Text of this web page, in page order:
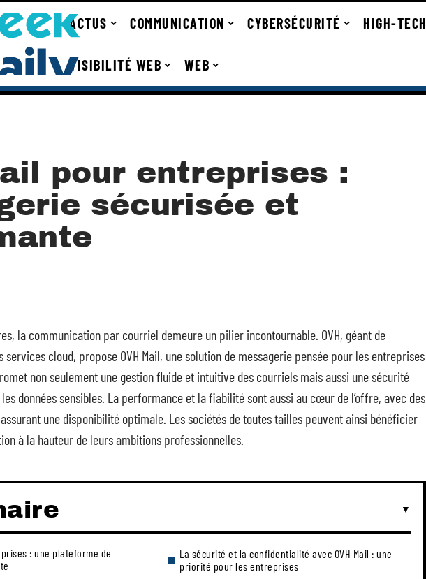
ACTUS COMMUNICATION CYBERSÉCURITÉ HIGH-TECH
VISIBILITÉ WEB WEB
pour entreprises :
sécurisée et
la communication par courriel demeure un pilier incontournable. OVH, géant de
services cloud, propose OVH Mail, une solution de messagerie pensée pour les entreprises
non seulement une gestion fluide et intuitive des courriels mais aussi une sécurité
données sensibles. La performance et la fiabilité sont aussi au cœur de l’offre, avec des
une disponibilité optimale. Les sociétés de toutes tailles peuvent ainsi bénéficier
à la hauteur de leurs ambitions professionnelles.
: une plateforme de
La sécurité et la confidentialité avec OVH Mail : une
priorité pour les entreprises